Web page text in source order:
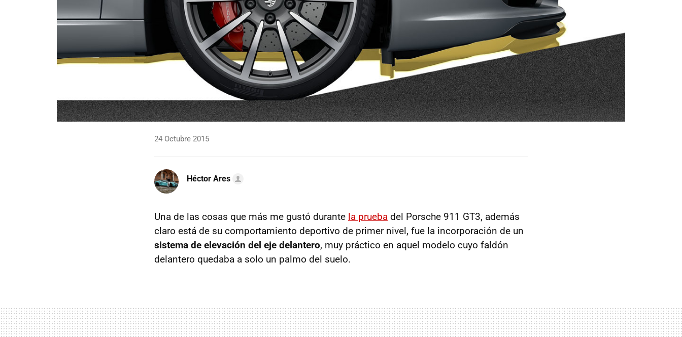
24 Octubre 2015
Héctor Ares
Una de las cosas que más me gustó durante la prueba del Porsche 911 GT3, además
claro está de su comportamiento deportivo de primer nivel, fue la incorporación de un
sistema de elevación del eje delantero, muy práctico en aquel modelo cuyo faldón
delantero quedaba a solo un palmo del suelo.